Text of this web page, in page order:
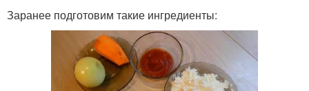
Заранее подготовим такие ингредиенты: